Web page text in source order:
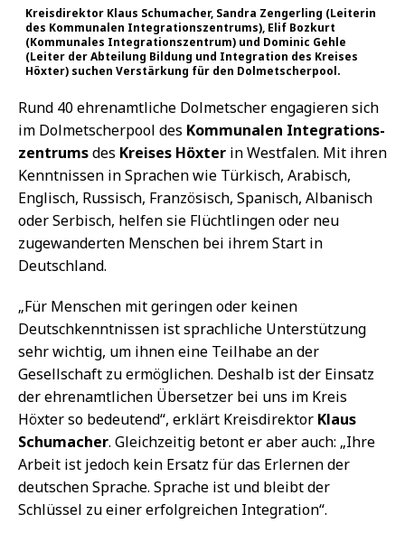
Kreisdirektor Klaus Schumacher, Sandra Zengerling (Leiterin
des Kommunalen Integrationszentrums), Elif Bozkurt
(Kommunales Integrationszentrum) und Dominic Gehle
(Leiter der Abteilung Bildung und Integration des Kreises
Höxter) suchen Verstärkung für den Dolmetscherpool.
Rund 40 ehrenamtliche Dolmetscher engagieren sich
im Dolmetscherpool des Kommunalen Integrations-
zentrumsdes Kreises Höxter in Westfalen. Mit ihren
Kenntnissen in Sprachen wie Türkisch, Arabisch,
Englisch, Russisch, Französisch, Spanisch, Albanisch
oder Serbisch, helfen sie Flüchtlingen oder neu
zugewanderten Menschen bei ihrem Start in
Deutschland.
„Für Menschen mit geringen oder keinen
Deutschkenntnissen ist sprachliche Unterstützung
sehr wichtig, um ihnen eine Teilhabe an der
Gesellschaft zu ermöglichen. Deshalb ist der Einsatz
der ehrenamtlichen Übersetzer bei uns im Kreis
Höxter so bedeutend“, erklärt Kreisdirektor Klaus
Schumacher. Gleichzeitig betont er aber auch: „Ihre
Arbeit ist jedoch kein Ersatz für das Erlernen der
deutschen Sprache. Sprache ist und bleibt der
Schlüssel zu einer erfolgreichen Integration“.